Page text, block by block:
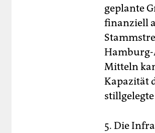
geplante
finanziell
Hamburg-
Mitteln
Kapazität
5. Die